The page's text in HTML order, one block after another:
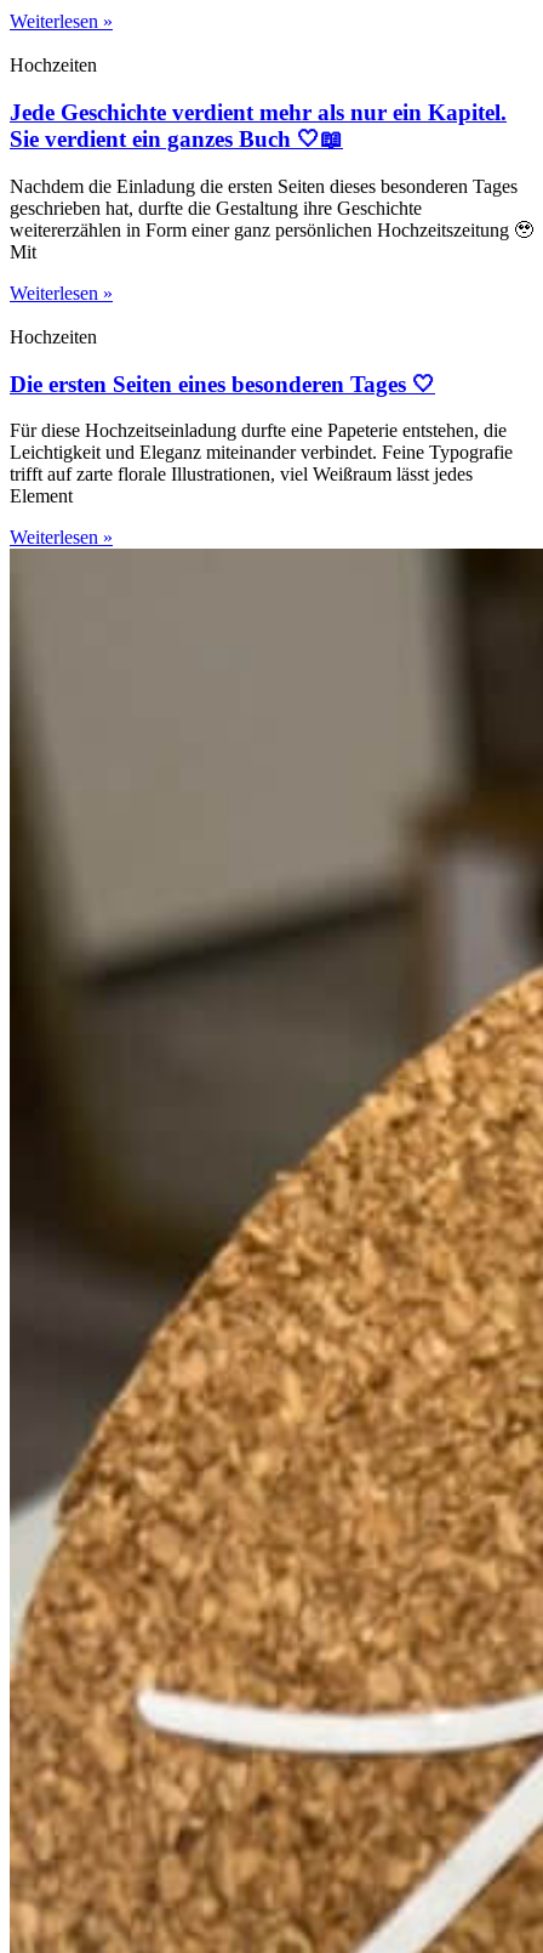
Weiterlesen »
Hochzeiten
Jede Geschichte verdient mehr als nur ein Kapitel.
Sie verdient ein ganzes Buch 🤍📖
Nachdem die Einladung die ersten Seiten dieses besonderen Tages
geschrieben hat, durfte die Gestaltung ihre Geschichte
weitererzählen in Form einer ganz persönlichen Hochzeitszeitung 🥹
Mit
Weiterlesen »
Hochzeiten
Die ersten Seiten eines besonderen Tages 🤍
Für diese Hochzeitseinladung durfte eine Papeterie entstehen, die
Leichtigkeit und Eleganz miteinander verbindet. Feine Typografie
trifft auf zarte florale Illustrationen, viel Weißraum lässt jedes
Element
Weiterlesen »